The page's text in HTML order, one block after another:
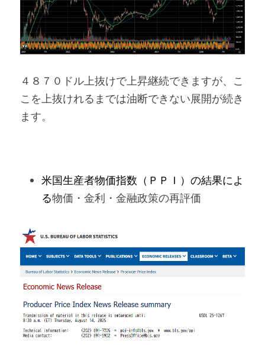
４８７０ドル上抜けで上昇継続できますが、こ
こを上抜けれるまでは油断できない展開が続き
ます。
米国生産者物価指数（ＰＰＩ）の結果によ
る物価・金利・金融政策の再評価